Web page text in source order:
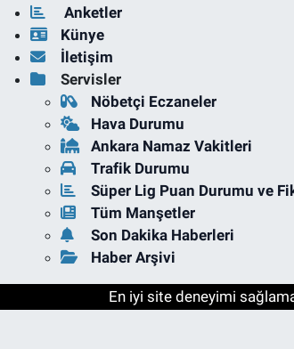
Anketler
Künye
İletişim
Servisler
Nöbetçi Eczaneler
Hava Durumu
Ankara Namaz Vakitleri
Trafik Durumu
Süper Lig Puan Durumu ve
Tüm Manşetler
Son Dakika Haberleri
Haber Arşivi
En iyi site deneyimi